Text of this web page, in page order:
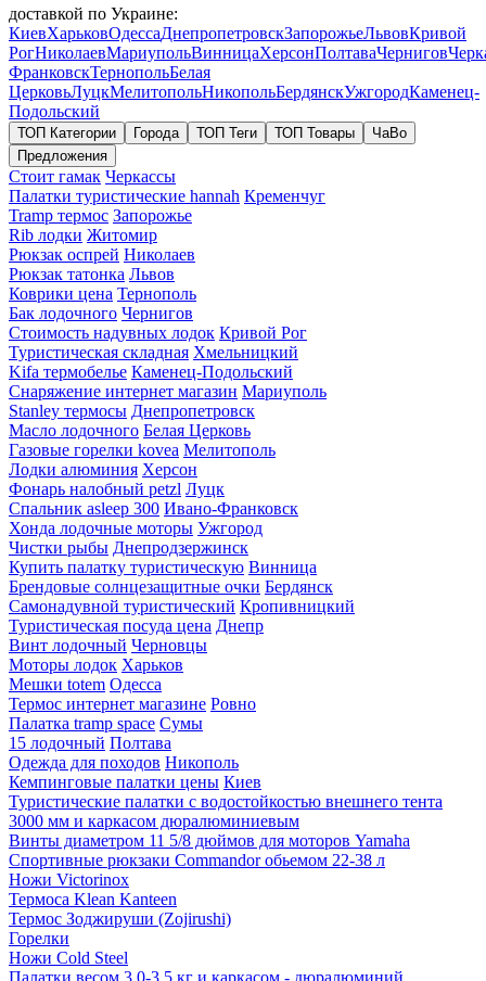
доставкой по Украине:
КиевХарьковОдессаДнепропетровскЗапорожьеЛьвовКривой
РогНиколаевМариупольВинницаХерсонПолтаваЧернигов
ФранковскТернопольБелая
ЦерковьЛуцкМелитопольНикопольБердянскУжгородКаменец-
Подольский
ТОП Категории Города ТОП Теги ТОП Товары
ЧаВо
Предложения
Стоит гамак Черкассы
Палатки туристические hannah Кременчуг
Tramp термос Запорожье
Rib лодки Житомир
Рюкзак оспрей Николаев
Рюкзак татонка Львов
Коврики цена Тернополь
Бак лодочного Чернигов
Стоимость надувных лодок Кривой Рог
Туристическая складная Хмельницкий
Kifa термобелье Каменец-Подольский
Снаряжение интернет магазин Мариуполь
Stanley термосы Днепропетровск
Масло лодочного Белая Церковь
Газовые горелки kovea Мелитополь
Лодки алюминия Херсон
Фонарь налобный petzl Луцк
Спальник asleep 300 Ивано-Франковск
Хонда лодочные моторы Ужгород
Чистки рыбы Днепродзержинск
Купить палатку туристическую Винница
Брендовые солнцезащитные очки Бердянск
Самонадувной туристический Кропивницкий
Туристическая посуда цена Днепр
Винт лодочный Черновцы
Моторы лодок Харьков
Мешки totem Одесса
Термос интернет магазине Ровно
Палатка tramp space Сумы
15 лодочный Полтава
Одежда для походов Никополь
Кемпинговые палатки цены Киев
Туристические палатки с водостойкостью внешнего тента
3000 мм и каркасом дюралюминиевым
Винты диаметром 11 5/8 дюймов для моторов Yamaha
Спортивные рюкзаки Commandor обьемом 22-38 л
Ножи Victorinox
Термоса Klean Kanteen
Термос Зоджируши (Zojirushi)
Горелки
Ножи Cold Steel